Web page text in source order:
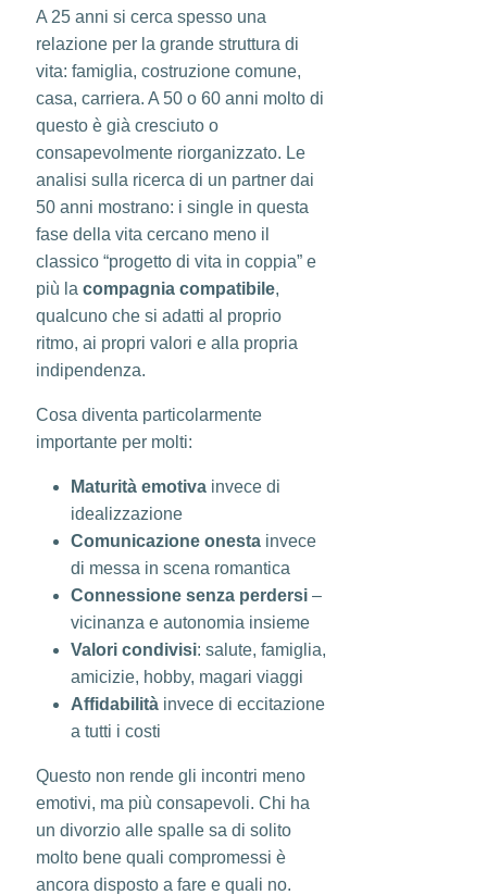
A 25 anni si cerca spesso una
relazione per la grande struttura di
vita: famiglia, costruzione comune,
casa, carriera. A 50 o 60 anni molto di
questo è già cresciuto o
consapevolmente riorganizzato. Le
analisi sulla ricerca di un partner dai
50 anni mostrano: i single in questa
fase della vita cercano meno il
classico “progetto di vita in coppia” e
più la compagnia compatibile,
qualcuno che si adatti al proprio
ritmo, ai propri valori e alla propria
indipendenza.
Cosa diventa particolarmente
importante per molti:
Maturità emotivainvece di
idealizzazione
Comunicazione onestainvece
di messa in scena romantica
Connessione senza perdersi–
vicinanza e autonomia insieme
Valori condivisi: salute, famiglia,
amicizie, hobby, magari viaggi
Affidabilitàinvece di eccitazione
a tutti i costi
Questo non rende gli incontri meno
emotivi, ma più consapevoli. Chi ha
un divorzio alle spalle sa di solito
molto bene quali compromessi è
ancora disposto a fare e quali no.